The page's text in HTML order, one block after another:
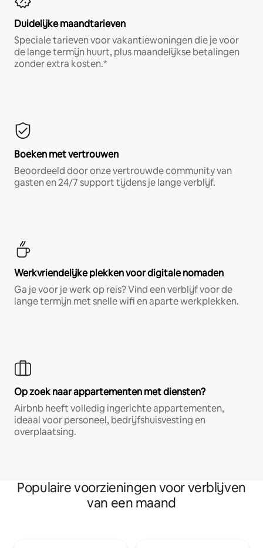
Duidelijke maandtarieven
Speciale tarieven voor vakantiewoningen die je voor
de lange termijn huurt, plus maandelijkse betalingen
zonder extra kosten.*
Boeken met vertrouwen
Beoordeeld door onze vertrouwde community van
gasten en 24/7 support tijdens je lange verblijf.
Werkvriendelijke plekken voor digitale nomaden
Ga je voor je werk op reis? Vind een verblijf voor de
lange termijn met snelle wifi en aparte werkplekken.
Op zoek naar appartementen met diensten?
Airbnb heeft volledig ingerichte appartementen,
ideaal voor personeel, bedrijfshuisvesting en
overplaatsing.
Populaire voorzieningen voor verblijven
van een maand